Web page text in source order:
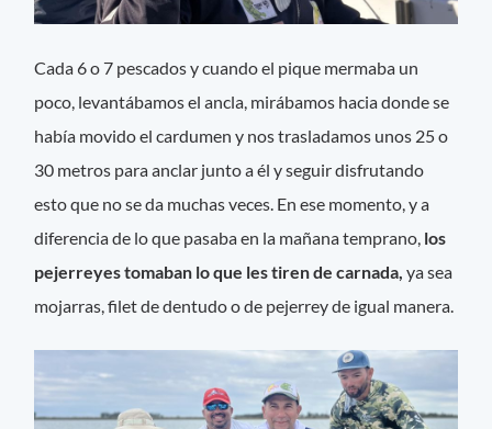
Cada 6 o 7 pescados y cuando el pique mermaba un
poco, levantábamos el ancla, mirábamos hacia donde se
había movido el cardumen y nos trasladamos unos 25 o
30 metros para anclar junto a él y seguir disfrutando
esto que no se da muchas veces. En ese momento, y a
diferencia de lo que pasaba en la mañana temprano, los
pejerreyes tomaban lo que les tiren de carnada, ya sea
mojarras, filet de dentudo o de pejerrey de igual manera.